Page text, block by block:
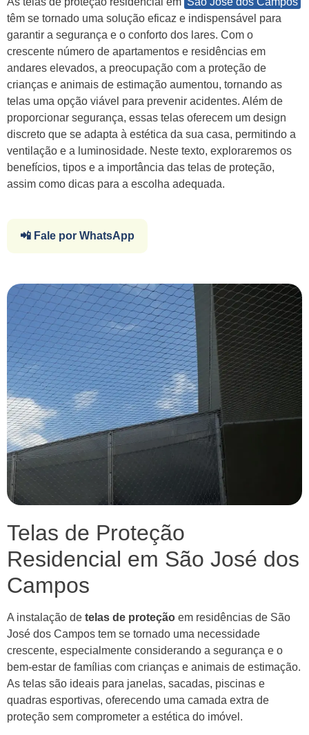
têm se tornado uma solução eficaz e indispensável para
garantir a segurança e o conforto dos lares. Com o
crescente número de apartamentos e residências em
andares elevados, a preocupação com a proteção de
crianças e animais de estimação aumentou, tornando as
telas uma opção viável para prevenir acidentes. Além de
proporcionar segurança, essas telas oferecem um design
discreto que se adapta à estética da sua casa, permitindo a
ventilação e a luminosidade. Neste texto, exploraremos os
benefícios, tipos e a importância das telas de proteção,
assim como dicas para a escolha adequada.
📲 Fale por WhatsApp
Telas de Proteção
Residencial em São José dos
Campos
A instalação de telas de proteção em residências de São
José dos Campos tem se tornado uma necessidade
crescente, especialmente considerando a segurança e o
bem-estar de famílias com crianças e animais de estimação.
As telas são ideais para janelas, sacadas, piscinas e
quadras esportivas, oferecendo uma camada extra de
proteção sem comprometer a estética do imóvel.